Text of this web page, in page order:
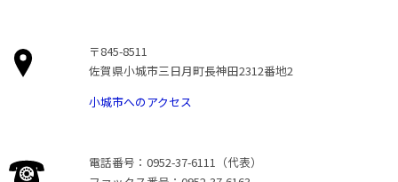
〒845-8511
佐賀県小城市三日月町長神田2312番地2
小城市へのアクセス
電話番号：0952-37-6111（代表）